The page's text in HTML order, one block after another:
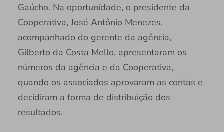
Gaúcho. Na oportunidade, o presidente da
Cooperativa, José Antônio Menezes,
acompanhado do gerente da agência,
Gilberto da Costa Mello, apresentaram os
números da agência e da Cooperativa,
quando os associados aprovaram as contas e
decidiram a forma de distribuição dos
resultados.